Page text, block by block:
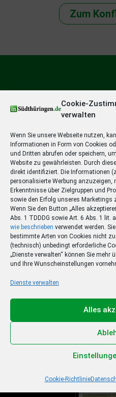
Cookie-
verwalten
Wenn Sie unsere Webseite nutzen,
Informationen in Form von Cookies
und Dritten abrufen oder speichern,
Website zu gewährleisten. Durch
direkt identifiziert. Die Informationen
personalisierte Werbung
Erkenntnisse über Zielgruppen und
sowie den Erfolg unseres Marketings
Wenn Sie den Button „Alles
Abs. 1 TDDDG sowie Art. 6 Abs. 1 lit.
wie beschrieben verwendet werden.
bestimmte Arten von Cookies nicht
(technisch) unbedingt erforderliche
„Dienste verwalten“ können Sie mehr
und Ihre Wunscheinstellungen
Dienste verwalten
Alles
Cookie-Richtlinie
Zum
Ihr Sommer
Ihr
Jetzt zum Sonderpreis
Zum